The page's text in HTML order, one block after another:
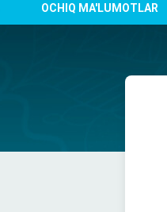
OCHIQ MA'LUMOTLAR